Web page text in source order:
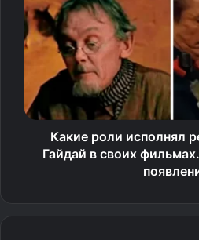
Изображение: Apple
Устройство напоминает
открывающейся крышкой. Оно
так и внутренним экранами.
дисплеев, которые
механизма, и может вращаться
Какие роли исполнял
Гайдай в своих